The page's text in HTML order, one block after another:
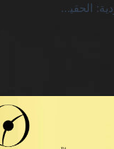
كازينو مع كود ترويجي السعودية: الحقيقة المرة وراء العروض الزائفة